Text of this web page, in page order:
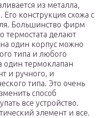
из металла,
конструкция схожа с
Большинство фирм
термостата делают
один корпус можно
типа и любого
один термоклапан
и ручного, и
типа. Это очень
способ
все устройство.
элемент и все.